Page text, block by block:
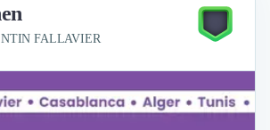
FALLAVIER